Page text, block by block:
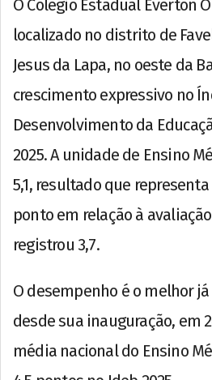
O Colégio Estadual Everton
localizado no distrito de
Jesus da Lapa, no oeste da
crescimento expressivo no
Desenvolvimento da
2025. A unidade de Ensino
5,1, resultado que
ponto em relação à
registrou 3,7.
O desempenho é o melhor
desde sua inauguração, em
média nacional do Ensino